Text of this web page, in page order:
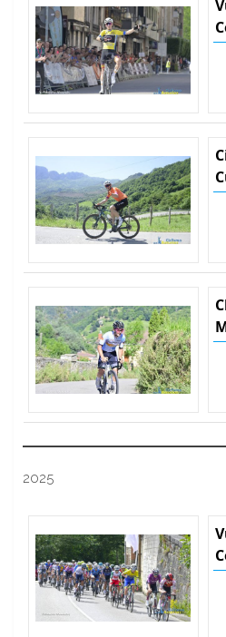
2025